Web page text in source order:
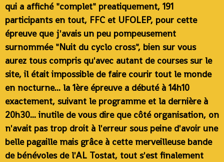
qui a affiché "complet" preatiquement, 191
participants en tout, FFC et UFOLEP, pour cette
épreuve que j'avais un peu pompeusement
surnommée "Nuit du cyclo cross", bien sur vous
aurez tous compris qu'avec autant de courses sur le
site, il était impossible de faire courir tout le monde
en nocturne... la 1ère épreuve a débuté à 14h10
exactement, suivant le programme et la dernière à
20h30... inutile de vous dire que côté organisation, on
n'avait pas trop droit à l'erreur sous peine d'avoir une
belle pagaille mais grâce à cette merveilleuse bande
de bénévoles de l'AL Tostat, tout s'est finalement